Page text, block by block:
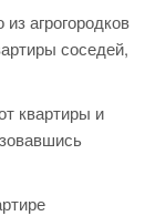
агрогородков
соседей,
квартиры и